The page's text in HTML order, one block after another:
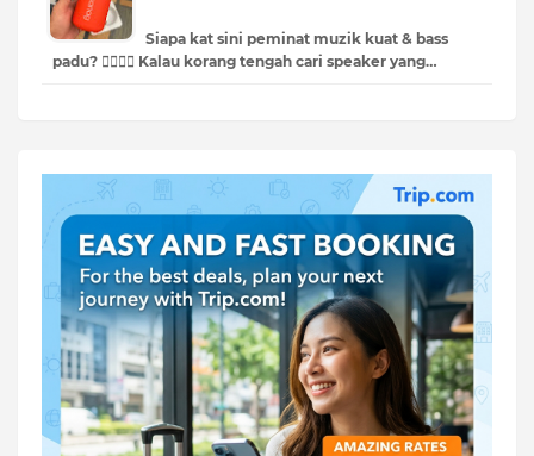
Siapa kat sini peminat muzik kuat & bass
padu? 🙋‍♂️🙋‍♀️ Kalau korang tengah cari speaker yang…